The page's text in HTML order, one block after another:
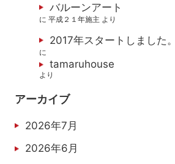
バルーンアート
に平成２１年施主 より
2017年スタートしました。
に
tamaruhouse
より
アーカイブ
2026年7月
2026年6月